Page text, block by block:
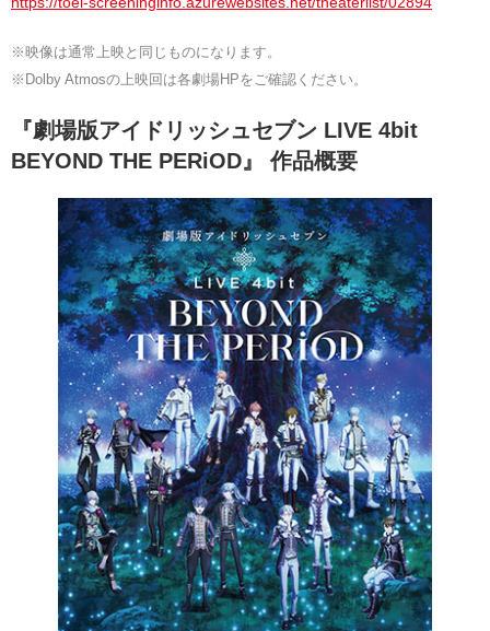
※映像は通常上映と同じものになります。
※Dolby Atmosの上映回は各劇場HPをご確認ください。
『劇場版アイドリッシュセブン LIVE 4bit
BEYOND THE PERiOD』 作品概要